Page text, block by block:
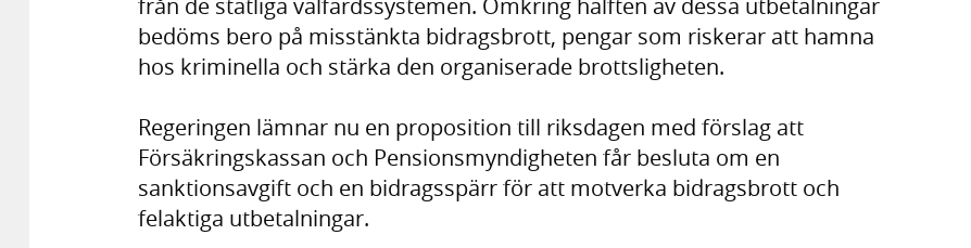
från de statliga välfärdssystemen. Omkring hälften av dessa utbetalningar
bedöms bero på misstänkta bidragsbrott, pengar som riskerar att hamna
hos kriminella och stärka den organiserade brottsligheten.
Regeringen lämnar nu en proposition till riksdagen med förslag att
Försäkringskassan och Pensionsmyndigheten får besluta om en
sanktionsavgift och en bidragsspärr för att motverka bidragsbrott och
felaktiga utbetalningar.